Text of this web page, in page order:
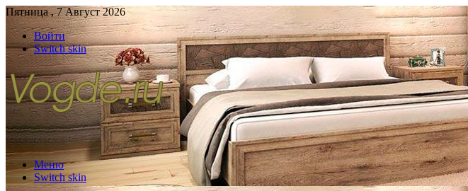
Пятница , 7 Август 2026
Войти
Switch skin
Меню
Switch skin